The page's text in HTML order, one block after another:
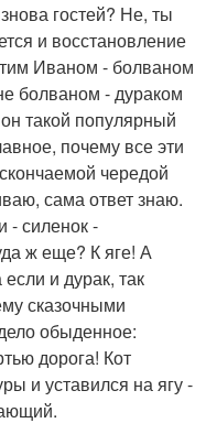
гостей? Не, ты
и восстановление
Иваном - болваном
болваном - дураком
такой популярный
почему все эти
чередой
сама ответ знаю.
- силенок -
ж еще? К яге! А
и дурак, так
сказочными
обыденное:
дорога! Кот
и уставился на ягу -